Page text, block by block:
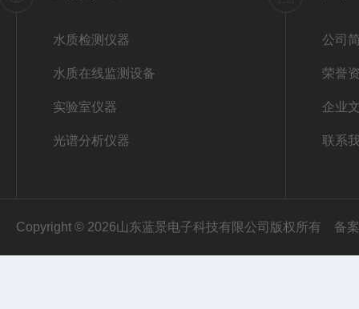
水质检测仪器
水质在线监测设备
实验室仪器
光谱分析仪器
公司
荣誉
企业
联系
Copyright © 2026山东蓝景电子科技有限公司版权所有 备